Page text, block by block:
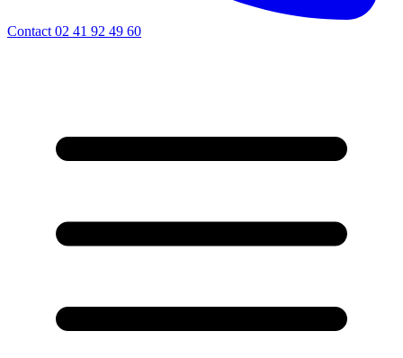
Contact 02 41 92 49 60